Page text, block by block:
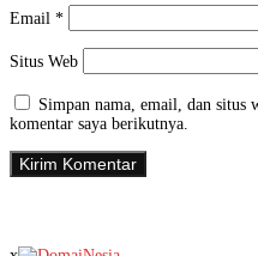
Email *
Situs Web
Simpan nama, email, dan situs
komentar saya berikutnya.